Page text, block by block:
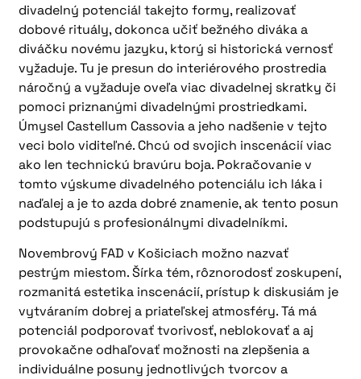
divadelný potenciál takejto formy, realizovať
dobové rituály, dokonca učiť bežného diváka a
diváčku novému jazyku, ktorý si historická vernosť
vyžaduje. Tu je presun do interiérového prostredia
náročný a vyžaduje oveľa viac divadelnej skratky či
pomoci priznanými divadelnými prostriedkami.
Úmysel Castellum Cassovia a jeho nadšenie v tejto
veci bolo viditeľné. Chcú od svojich inscenácií viac
ako len technickú bravúru boja. Pokračovanie v
tomto výskume divadelného potenciálu ich láka i
naďalej a je to azda dobré znamenie, ak tento posun
podstupujú s profesionálnymi divadelníkmi.
Novembrový FAD v Košiciach možno nazvať
pestrým miestom. Šírka tém, rôznorodosť zoskupení,
rozmanitá estetika inscenácií, prístup k diskusiám je
vytváraním dobrej a priateľskej atmosféry. Tá má
potenciál podporovať tvorivosť, neblokovať a aj
provokačne odhaľovať možnosti na zlepšenia a
individuálne posuny jednotlivých tvorcov a